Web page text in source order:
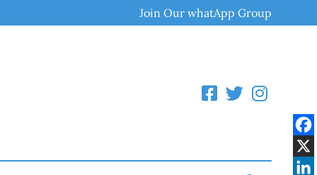
Join Our whatApp Group